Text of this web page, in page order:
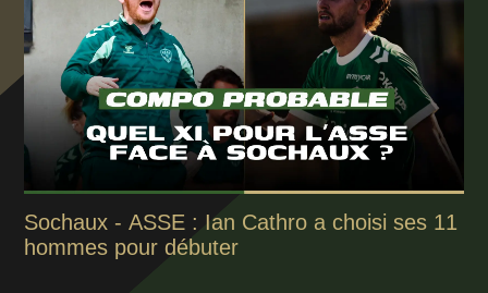
Sochaux - ASSE : Ian Cathro a choisi ses 11
hommes pour débuter